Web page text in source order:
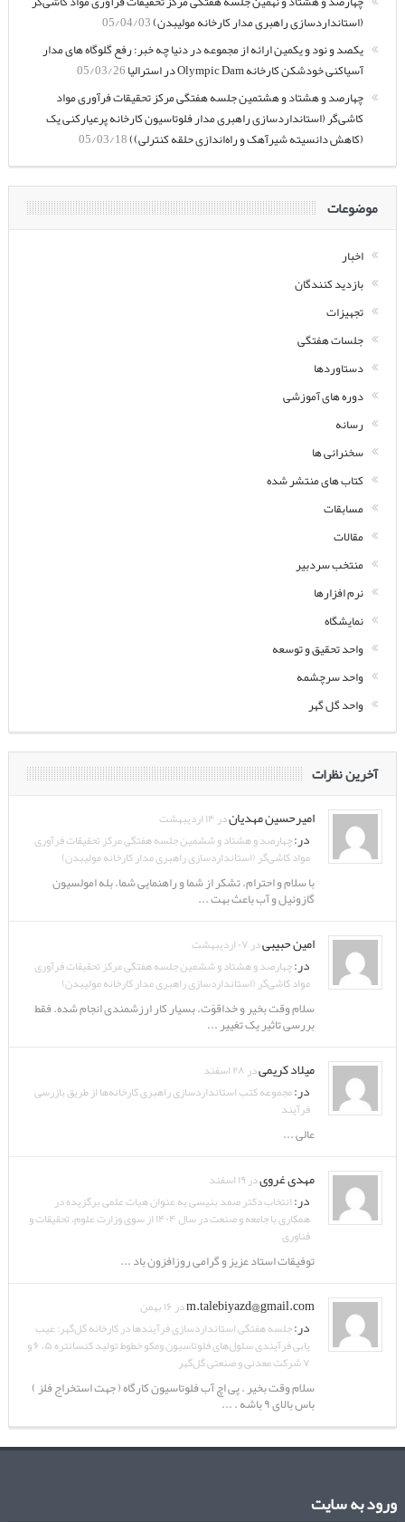
(استانداردسازی راهبری مدار کارخانه مولیبدن)05/04/03
یکصد و نود و یکمین ارائه از مجموعه در دنیا چه خبر: رفع گلوگاه های مدار
آسیاکنی خودشکن کارخانه Olympic Dam در استرالیا
05/03/26
چهارصد و هشتاد و هشتمین جلسه هفتگی مرکز تحقیقات فرآوری مواد
کاشی‌گر (استانداردسازی راهبری مدار فلوتاسیون کارخانه پرعیارکنی یک
(کاهش دانسیته شیرآهک و راه‌اندازی حلقه کنترلی))05/03/18
موضوعات
اخبار
بازدید کنندگان
تجهیزات
جلسات هفتگی
دستاوردها
دوره های آموزشی
رسانه
سخنرانی ها
کتاب های منتشر شده
مسابقات
مقالات
منتخب سردبیر
نرم افزارها
نمایشگاه
واحد تحقیق و توسعه
واحد سرچشمه
واحد گل گهر
آخرین نظرات
امیرحسین مهدیاندر ۱۴ اردیبهشت
در:چهارصد و هشتاد و ششمین جلسه هفتگی مرکز تحقیقات فرآوری
مواد کاشی‌گر (استانداردسازی راهبری مدار کارخانه مولیبدن)
با سلام و احترام. تشکر از شما و راهنمایی شما. بله امولسیون
گازوئیل و آب باعث بهت ...
امین حبیبیدر ۰۷ اردیبهشت
در:چهارصد و هشتاد و ششمین جلسه هفتگی مرکز تحقیقات فرآوری
مواد کاشی‌گر (استانداردسازی راهبری مدار کارخانه مولیبدن)
سلام وقت بخیر و خداقوّت. بسیار کار ارزشمندی انجام شده. فقط
بررسی تاثیر یک تغییر ...
میلاد کریمیدر ۲۸ اسفند
در:مجموعه کتب استانداردسازی راهبری کارخانه‌ها از طریق بازرسی
فرآیند
عالی ...
مهدی غرویدر ۱۹ اسفند
در:انتخاب دکتر صمد بنیسی به عنوان هیات علمی برگزیده در
همکاری با جامعه و صنعت در سال ۱۴۰۴ از سوی وزارت علوم، تحقیقات و
فناوری
توفیقات استاد عزیز و گرامی روزافزون باد ...
m.talebiyazd@gmail.comدر ۱۶ بهمن
در:جلسه هفتگی استانداردسازی فرآیندها در کارخانه گل‌گهر: عیب
یابی فرآیندی سلول‌های فلوتاسیون ومکو خطوط تولید کنسانتره ۵، ۶ و
۷ شرکت معدنی و صنعتی گل‌گهر
سلام وقت بخیر . پی اچ آب فلوتاسیون کارگاه ( جهت استخراج فلز )
باس بالای ۹ باشه . ...
ورود به سایت